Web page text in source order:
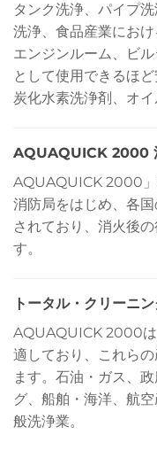
タンク洗浄、パイプ
洗浄、食品産業にお
エンジンルーム、ビ
として使用できるほ
炭化水素洗浄剤、オイ
AQUAQUICK 2000
AQUAQUICK 2000
消防局をはじめ、各
されており、消火後
す。
トータル・クリーニ
AQUAQUICK 2000は
適しており、これら
ます。石油・ガス、
グ、船舶・海洋、航
般洗浄業。